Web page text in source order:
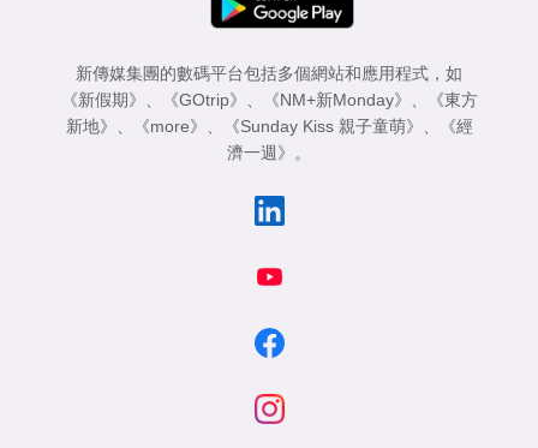
新傳媒集團的數碼平台包括多個網站和應用程式，如
《新假期》 、 《GOtrip》 、 《NM+新Monday》 、
《東方
新地》 、 《more》 、 《Sunday Kiss 親子童萌》 、
《經
濟一週》 。